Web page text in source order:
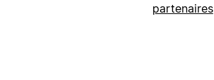
partenaires